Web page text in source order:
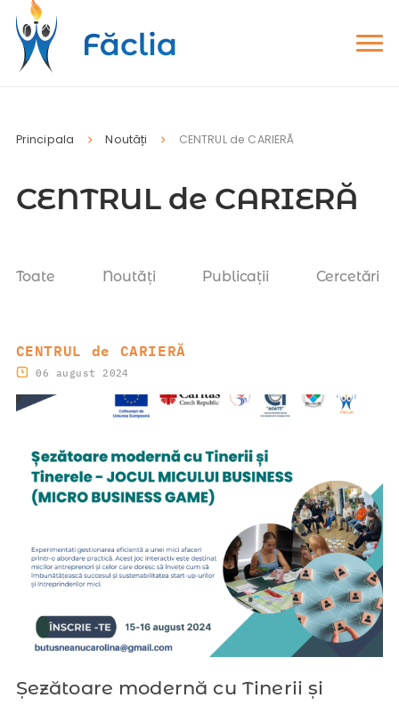
Principala Noutăți CENTRUL de CARIERĂ
CENTRUL de CARIERĂ
Toate Noutăți Publicații Cercetări
CENTRUL de CARIERĂ
06 august 2024
Șezătoare modernă cu Tinerii și